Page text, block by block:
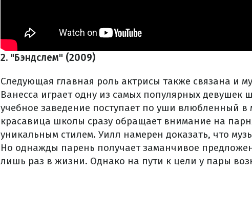
2. "Бэндслем" (2009)
Следующая главная роль актрисы также связана и
Ванесса играет одну из самых популярных девушек
учебное заведение поступает по уши влюбленный в
красавица школы сразу обращает внимание на
уникальным стилем. Уилл намерен доказать, что
Но однажды парень получает заманчивое
лишь раз в жизни. Однако на пути к цели у пары